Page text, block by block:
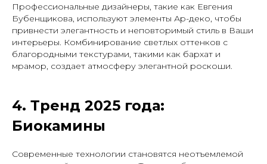
Профессиональные дизайнеры, такие как Евгения
Бубенщикова, используют элементы Ар-деко, чтобы
привнести элегантность и неповторимый стиль в Ваши
интерьеры. Комбинирование светлых оттенков с
благородными текстурами, такими как бархат и
мрамор, создает атмосферу элегантной роскоши.
4. Тренд 2025 года:
Биокамины
Современные технологии становятся неотъемлемой